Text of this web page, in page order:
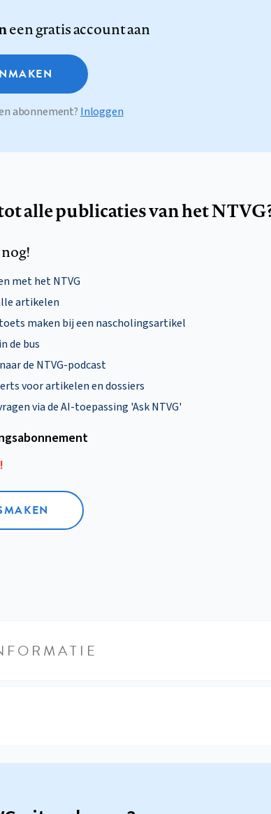
een gratis account aan
abonnement? Inloggen
alle publicaties van het
met het NTVG
artikelen
maken bij een nascholingsartikel
de bus
de NTVG-podcast
voor artikelen en dossiers
via de AI-toepassing 'Ask NTVG'